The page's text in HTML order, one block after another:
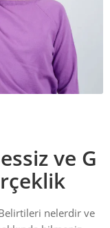
ve G
Belirtileri nelerdir ve